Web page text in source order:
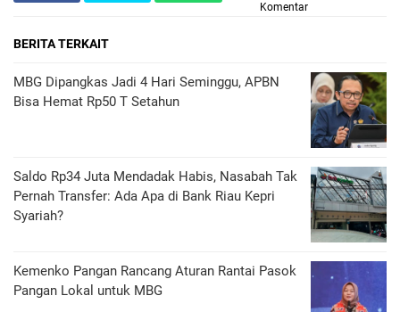
Komentar
BERITA TERKAIT
MBG Dipangkas Jadi 4 Hari Seminggu, APBN
Bisa Hemat Rp50 T Setahun
Saldo Rp34 Juta Mendadak Habis, Nasabah Tak
Pernah Transfer: Ada Apa di Bank Riau Kepri
Syariah?
Kemenko Pangan Rancang Aturan Rantai Pasok
Pangan Lokal untuk MBG